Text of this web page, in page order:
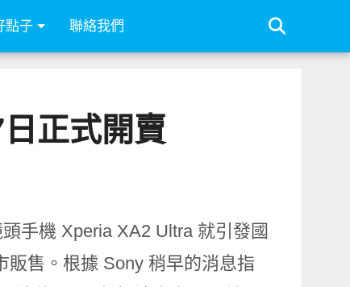
點子 聯絡我們
正式開賣
手機 Xperia XA2 Ultra 就引發國
販售。根據 Sony 稍早的消息指